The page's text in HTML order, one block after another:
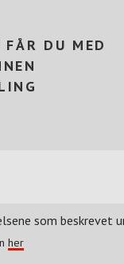
DU MED
som beskrevet
her